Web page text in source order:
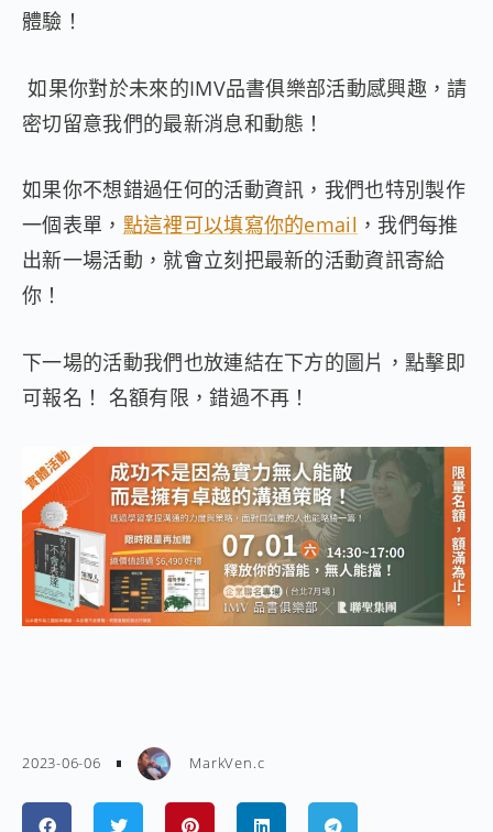
體驗！
如果你對於未來的IMV品書俱樂部活動感興趣，請
密切留意我們的最新消息和動態！
如果你不想錯過任何的活動資訊，我們也特別製作
一個表單， 點這裡可以填寫你的email ，我們每推
出新一場活動，就會立刻把最新的活動資訊寄給
你！
下一場的活動我們也放連結在下方的圖片，點擊即
可報名！ 名額有限，錯過不再！
2023-06-06 MarkVen.c